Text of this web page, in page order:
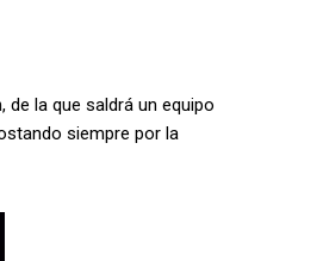
la que saldrá un equipo
siempre por la